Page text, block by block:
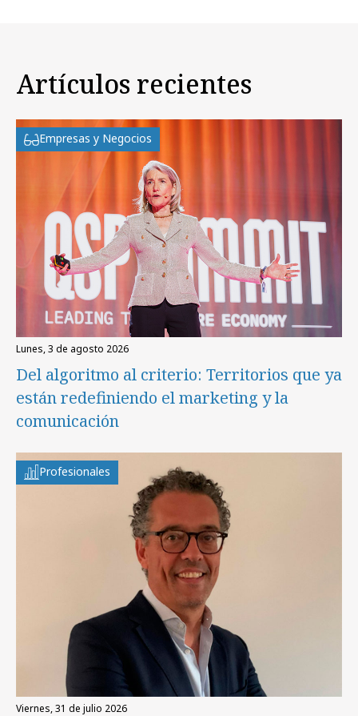
Artículos recientes
Empresas y Negocios
lunes, 3 de agosto 2026
Del algoritmo al criterio: Territorios que ya
están redefiniendo el marketing y la
comunicación
Profesionales
viernes, 31 de julio 2026